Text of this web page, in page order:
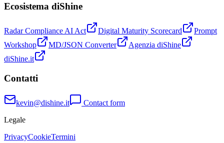
Ecosistema diShine
Radar Compliance AI Act Digital Maturity Scorecard
Prompt
Workshop
MD/JSON Converter
Agenzia diShine
diShine.it
Contatti
kevin@dishine.it
Contact form
Legale
PrivacyCookieTermini